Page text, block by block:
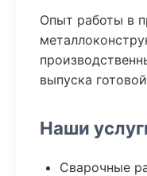
Опыт работы в
выпуска
Наши
Сварочные